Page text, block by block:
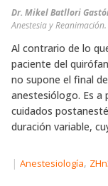
Dr. Mikel Batllori
Anestesia y
Al contrario de lo
paciente del
no supone el final
anestesiólogo. Es a
cuidados
duración variable,
| Anestesiología,